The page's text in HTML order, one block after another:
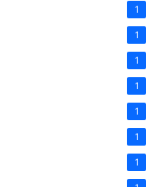
1
1
1
1
1
1
1